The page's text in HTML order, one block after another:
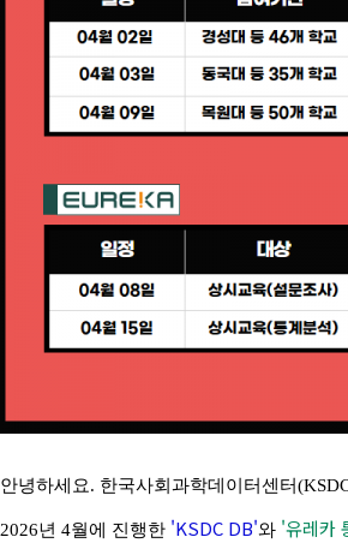
안녕하세요. 한국사회과학데이터센터
2026년 4월에 진행한 'KSDC DB'와 '유레카